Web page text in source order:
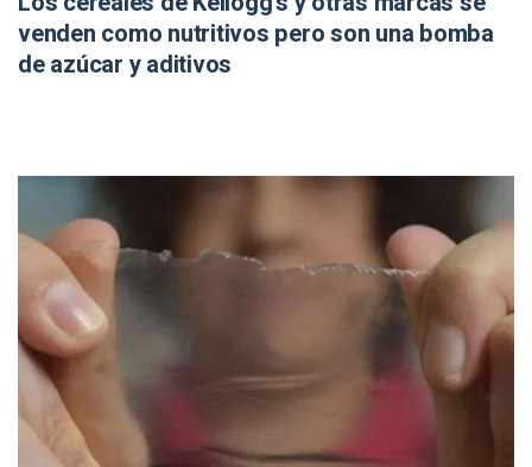
venden como nutritivos pero son una bomba
de azúcar y aditivos